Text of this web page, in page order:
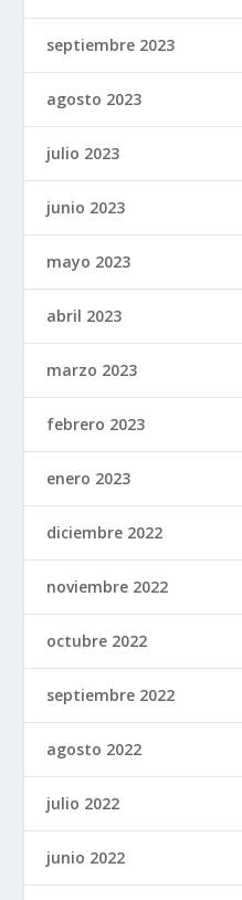
septiembre 2023
agosto 2023
julio 2023
junio 2023
mayo 2023
abril 2023
marzo 2023
febrero 2023
enero 2023
diciembre 2022
noviembre 2022
octubre 2022
septiembre 2022
agosto 2022
julio 2022
junio 2022